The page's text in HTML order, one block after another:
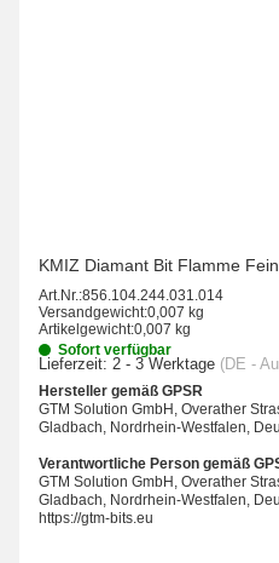
KMIZ Diamant Bit Flamme
Art.Nr.:856.104.244.031.014
Versandgewicht:0,007 kg
Artikelgewicht:0,007 kg
Sofort verfügbar
Lieferzeit: 2 - 3 Werktage (DE -
Hersteller gemäß GPSR
GTM Solution GmbH, Overather
Gladbach, Nordrhein-Westfalen,
Verantwortliche Person gemäß
GTM Solution GmbH, Overather
Gladbach, Nordrhein-Westfalen,
https://gtm-bits.eu